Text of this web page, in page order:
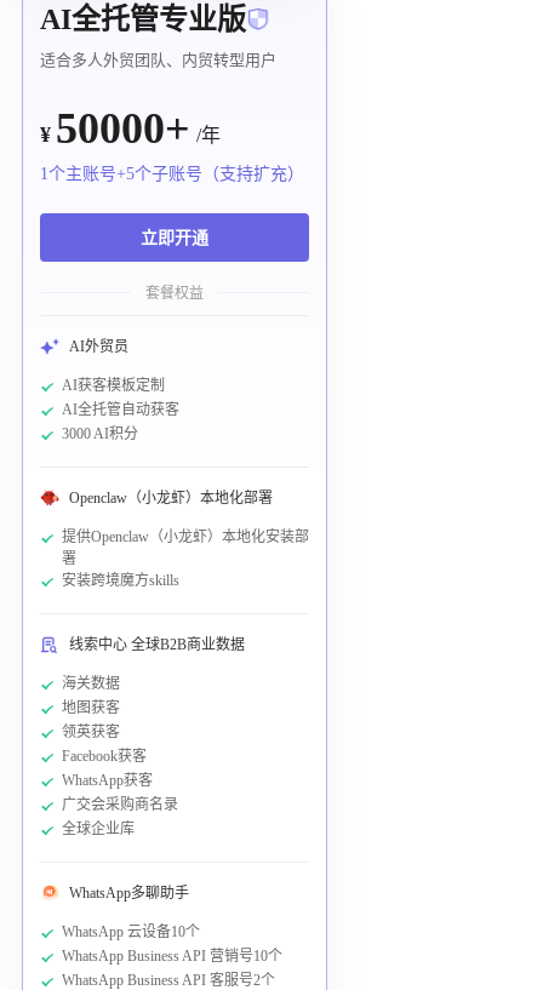
AI全托管专业版
适合多人外贸团队、内贸转型用户
¥ 50000+ /年
1个主账号+5个子账号（支持扩充）
立即开通
套餐权益
AI外贸员
AI获客模板定制
AI全托管自动获客
3000 AI积分
Openclaw（小龙虾）本地化部署
提供Openclaw（小龙虾）本地化安装部
署
安装跨境魔方skills
线索中心 全球B2B商业数据
海关数据
地图获客
领英获客
Facebook获客
WhatsApp获客
广交会采购商名录
全球企业库
WhatsApp多聊助手
WhatsApp 云设备10个
WhatsApp Business API 营销号10个
WhatsApp Business API 客服号2个